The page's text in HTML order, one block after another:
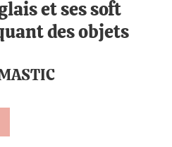
et ses soft
des objets